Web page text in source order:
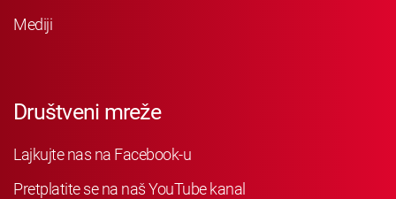
Mediji
Društveni mreže
Lajkujte nas na Facebook-u
Pretplatite se na naš YouTube kanal